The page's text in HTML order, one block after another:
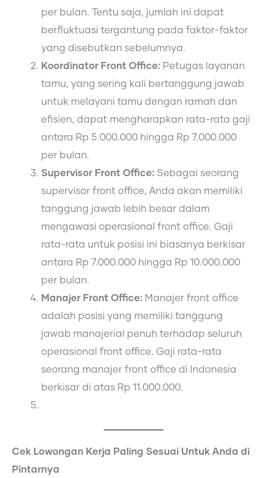
per bulan. Tentu saja, jumlah ini dapat
berfluktuasi tergantung pada faktor-faktor
yang disebutkan sebelumnya.
Koordinator Front Office: Petugas layanan
tamu, yang sering kali bertanggung jawab
untuk melayani tamu dengan ramah dan
efisien, dapat mengharapkan rata-rata gaji
antara Rp 5.000.000 hingga Rp 7.000.000
per bulan.
Supervisor Front Office: Sebagai seorang
supervisor front office, Anda akan memiliki
tanggung jawab lebih besar dalam
mengawasi operasional front office. Gaji
rata-rata untuk posisi ini biasanya berkisar
antara Rp 7.000.000 hingga Rp 10.000.000
per bulan.
Manajer Front Office: Manajer front office
adalah posisi yang memiliki tanggung
jawab manajerial penuh terhadap seluruh
operasional front office. Gaji rata-rata
seorang manajer front office di Indonesia
berkisar di atas Rp 11.000.000.
Cek Lowongan Kerja Paling Sesuai Untuk Anda di
Pintarnya